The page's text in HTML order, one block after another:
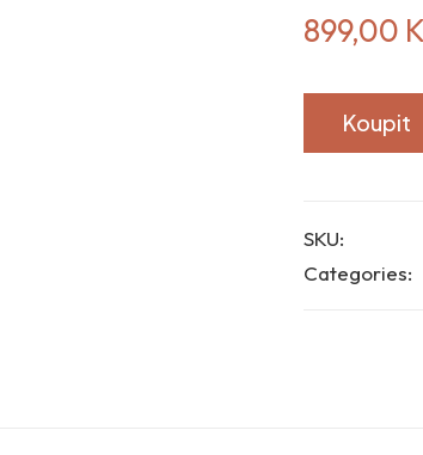
899,00
Koupit
SKU:
Categories: